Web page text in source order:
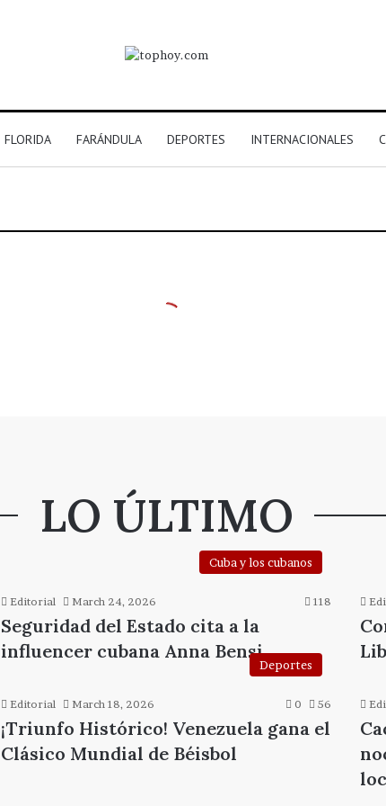
FLORIDA FARÁNDULA DEPORTES INTERNACIONALES
LO ÚLTIMO
Cuba y los cubanos
Editorial March 24, 2026 118
Seguridad del Estado cita a la
influencer cubana Anna Bensi
Deportes
Editorial March 18, 2026 0 56
¡Triunfo Histórico! Venezuela gana el
Clásico Mundial de Béisbol